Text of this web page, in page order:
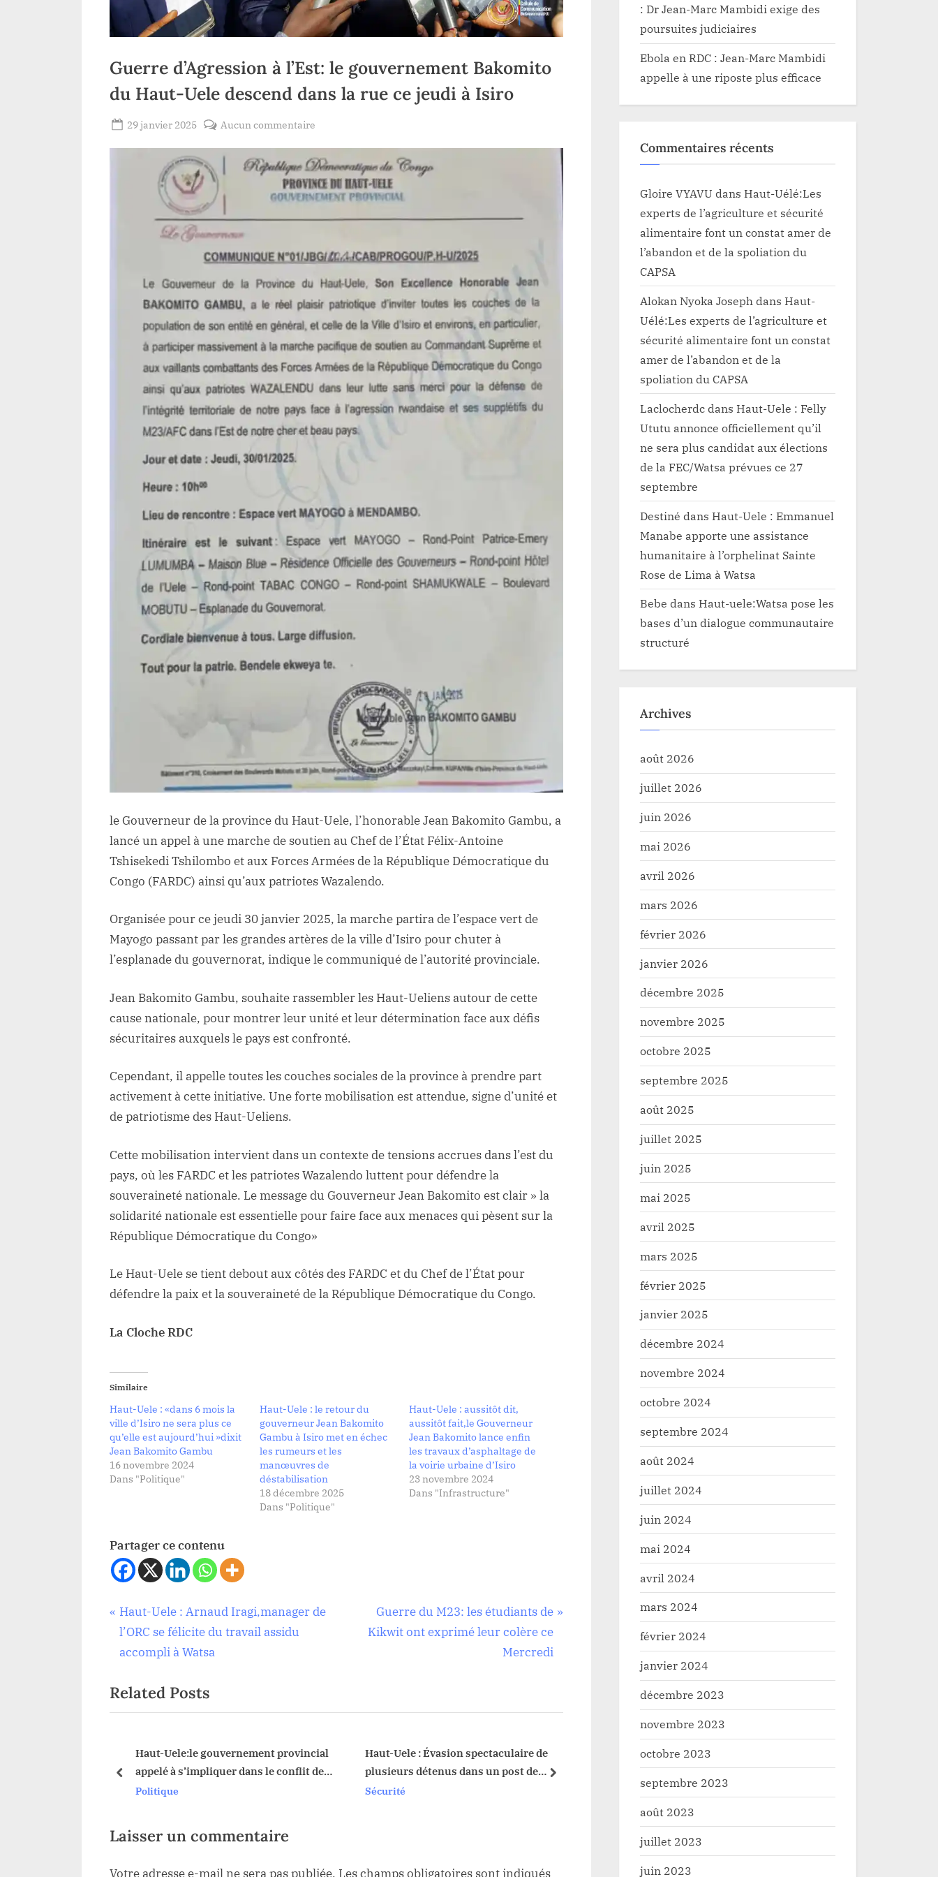
Guerre d’Agression à l’Est: le gouvernement Bakomito
du Haut-Uele descend dans la rue ce jeudi à Isiro
Posted
29 janvier 2025
Lacloche
Aucun commentaire
d’Agression
à
l’Est:
du
Haut-
Uele
descend
dans
la
rue
ce
jeudi
Isiro
le Gouverneur de la province du Haut-Uele, l’honorable Jean Bakomito Gambu, a
lancé un appel à une marche de soutien au Chef de l’État Félix-Antoine
Tshisekedi Tshilombo et aux Forces Armées de la République Démocratique du
Congo (FARDC) ainsi qu’aux patriotes Wazalendo.
Organisée pour ce jeudi 30 janvier 2025, la marche partira de l’espace vert de
Mayogo passant par les grandes artères de la ville d’Isiro pour chuter à
l’esplanade du gouvernorat, indique le communiqué de l’autorité provinciale.
Jean Bakomito Gambu, souhaite rassembler les Haut-Ueliens autour de cette
cause nationale, pour montrer leur unité et leur détermination face aux défis
sécuritaires auxquels le pays est confronté.
Cependant, il appelle toutes les couches sociales de la province à prendre part
activement à cette initiative. Une forte mobilisation est attendue, signe d’unité et
de patriotisme des Haut-Ueliens.
Cette mobilisation intervient dans un contexte de tensions accrues dans l’est du
pays, où les FARDC et les patriotes Wazalendo luttent pour défendre la
souveraineté nationale. Le message du Gouverneur Jean Bakomito est clair » la
solidarité nationale est essentielle pour faire face aux menaces qui pèsent sur la
République Démocratique du Congo»
Le Haut-Uele se tient debout aux côtés des FARDC et du Chef de l’État pour
défendre la paix et la souveraineté de la République Démocratique du Congo.
La Cloche RDC
Similaire
Haut-Uele : «dans 6 mois la
ville d’Isiro ne sera plus ce
qu’elle est aujourd’hui »dixit
Jean Bakomito Gambu
16 novembre 2024
Dans "Politique"
Haut-Uele : le retour du
gouverneur Jean Bakomito
Gambu à Isiro met en échec
les rumeurs et les
manœuvres de
déstabilisation
18 décembre 2025
Dans "Politique"
Haut-Uele : aussitôt dit,
aussitôt fait,le Gouverneur
Jean Bakomito lance enfin
les travaux d’asphaltage de
la voirie urbaine d’Isiro
23 novembre 2024
Dans "Infrastructure"
Partager ce contenu
Politique
Sécurité
Navigation
de
l’article
P
r
e
i
o
P
t
Haut-Uele : Arnaud Iragi,manager de
l’ORC se félicite du travail assidu
accompli à Watsa
N
e
o
t
:
Guerre du M23: les étudiants de
Kikwit ont exprimé leur colère ce
Mercredi
Related Posts
Haut-Uele:le gouvernement provincial
appelé à s’impliquer dans le conflit des
limites entre Dungu et Faradje
Politique
Haut-Uele : Évasion spectaculaire de
plusieurs détenus dans un post de
police à Watsa
Sécurité
Est de la RDC : la MONUSCO appelle à
une solution politique pour mettre fin
à la guerre
un colloque national
prev next
Laisser un commentaire
Votre adresse e-mail ne sera pas publiée. Les champs obligatoires sont indiqués
: Dr Jean-Marc Mambidi exige des
poursuites judiciaires
Ebola en RDC : Jean-Marc Mambidi
appelle à une riposte plus efficace
Commentaires récents
Gloire VYAVU dans Haut-Uélé:Les
experts de l’agriculture et sécurité
alimentaire font un constat amer de
l’abandon et de la spoliation du
CAPSA
Alokan Nyoka Joseph dans Haut-
Uélé:Les experts de l’agriculture et
sécurité alimentaire font un constat
amer de l’abandon et de la
spoliation du CAPSA
Laclocherdcdans Haut-Uele : Felly
Ututu annonce officiellement qu’il
ne sera plus candidat aux élections
de la FEC/Watsa prévues ce 27
septembre
Destiné dans Haut-Uele : Emmanuel
Manabe apporte une assistance
humanitaire à l’orphelinat Sainte
Rose de Lima à Watsa
Bebe dans Haut-uele:Watsa pose les
bases d’un dialogue communautaire
structuré
Archives
août 2026
juillet 2026
juin 2026
mai 2026
avril 2026
mars 2026
février 2026
janvier 2026
décembre 2025
novembre 2025
octobre 2025
septembre 2025
août 2025
juillet 2025
juin 2025
mai 2025
avril 2025
mars 2025
février 2025
janvier 2025
décembre 2024
novembre 2024
octobre 2024
septembre 2024
août 2024
juillet 2024
juin 2024
mai 2024
avril 2024
mars 2024
février 2024
janvier 2024
décembre 2023
novembre 2023
octobre 2023
septembre 2023
août 2023
juillet 2023
juin 2023